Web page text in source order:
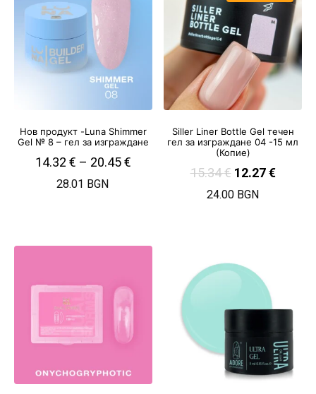
Нов продукт -Luna Shimmer
Gel № 8 – гел за изграждане
14.32 € – 20.45€
28.01 BGN
Siller Liner Bottle Gel течен
гел за изграждане 04 -15 мл
(Копие)
15.34€ 12.27€
24.00 BGN